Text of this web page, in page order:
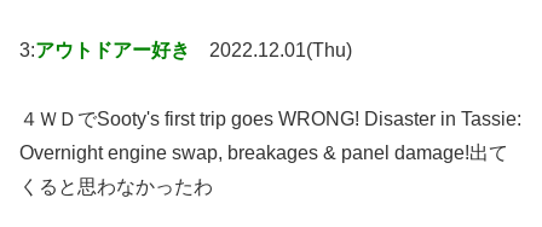
3:アウトドアー好き 2022.12.01(Thu)
４ＷＤでSooty's first trip goes WRONG! Disaster in Tassie:
Overnight engine swap, breakages & panel damage!出て
くると思わなかったわ